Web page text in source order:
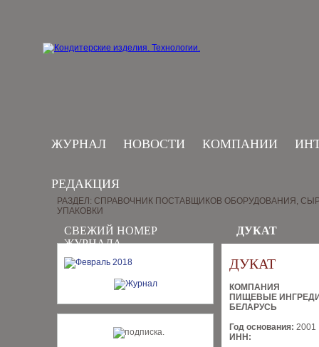
ЖУРНАЛ НОВОСТИ КОМПАНИИ
РЕДАКЦИЯ
СВЕЖИЙ НОМЕР
ЖУРНАЛА
РАЗДЕЛ: СПРАВОЧНИК ПОСТАВЩИКОВ ОБОРУДОВАНИЯ,
УПАКОВКИ
ДУКАТ
ДУКАТ
КОМПАНИЯ
ПИЩЕВЫЕ
БЕЛАРУСЬ
Год основания: 2001
ИНН: